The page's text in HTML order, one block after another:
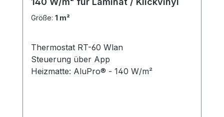
Größe: 1 m²
Thermostat RT-60 Wlan
Steuerung über App
Heizmatte: AluPro® - 140 W/m²